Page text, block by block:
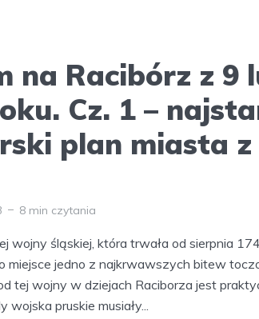
na Racibórz z 9
Cz. 1 –
plan miasta z
8 min czytania
wojny śląskiej, która trwała od sierpnia
miejsce jedno z najkrwawszych bitew
tej wojny w dziejach Raciborza jest
pruskie musiały...